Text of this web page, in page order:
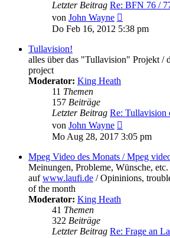
Letzter Beitrag Re: BFN 76 /
von John Wayne
Beitrag
Do Feb 16, 2012 5:38 pm
Tullavision!
alles über das "Tullavision" Projekt /
project
Moderator: King Heath
11 Themen
157 Beiträge
Letzter Beitrag Re:
von John Wayne
Beitrag
Mo Aug 28, 2017 3:05 pm
Mpeg Video des Monats / Mpeg
Meinungen, Probleme, Wünsche,
aufwww.laufi.de / Opininions,
of the month
Moderator: King Heath
41 Themen
322 Beiträge
Letzter Beitrag Re: Frage an